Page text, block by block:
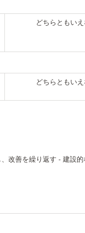
どちらともい
どちらともい
改善を繰り返す - 建